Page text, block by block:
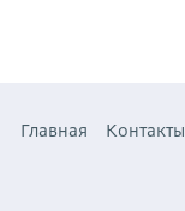
Главная Контакты